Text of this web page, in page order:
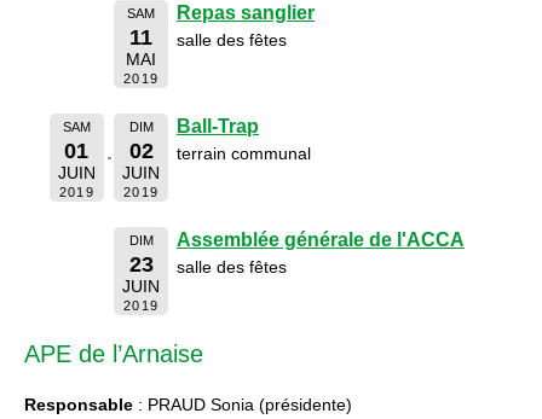
SAM
11
MAI
2019
Repas sanglier
salle des fêtes
SAM
01
JUIN
2019
DIM
02
JUIN
2019
Ball-Trap
terrain communal
DIM
23
JUIN
2019
Assemblée générale de l'ACCA
salle des fêtes
APE de l’Arnaise
Responsable : PRAUD Sonia (présidente)